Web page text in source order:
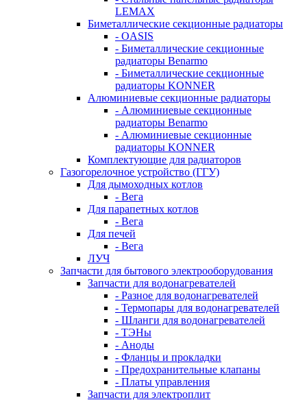
LEMAX
Биметаллические секционные радиаторы
- OASIS
- Биметаллические секционные
радиаторы Benarmo
- Биметаллические секционные
радиаторы KONNER
Алюминиевые секционные радиаторы
- Алюминиевые секционные
радиаторы Benarmo
- Алюминиевые секционные
радиаторы KONNER
Комплектующие для радиаторов
Газогорелочное устройство (ГГУ)
Для дымоходных котлов
- Вега
Для парапетных котлов
- Вега
Для печей
- Вега
ЛУЧ
Запчасти для бытового электрооборудования
Запчасти для водонагревателей
- Разное для водонагревателей
- Термопары для водонагревателей
- Шланги для водонагревателей
- ТЭНы
- Аноды
- Фланцы и прокладки
- Предохранительные клапаны
- Платы управления
Запчасти для электроплит